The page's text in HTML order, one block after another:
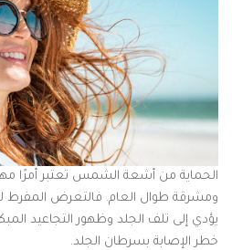
الحماية من أشعة الشمس تعتبر أمرًا
ومشرقة طوال العام. فالتعرض
يؤدي إلى تلف الجلد وظهور التجاعيد
خطر الإصابة بسرطان الجلد.